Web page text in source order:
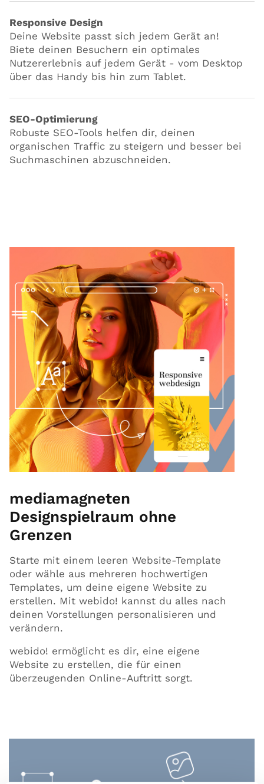
Responsive Design
Deine Website passt sich jedem Gerät an!
Biete deinen Besuchern ein optimales
Nutzererlebnis auf jedem Gerät - vom Desktop
über das Handy bis hin zum Tablet.
SEO-Optimierung
Robuste SEO-Tools helfen dir, deinen
organischen Traffic zu steigern und besser bei
Suchmaschinen abzuschneiden.
mediamagneten
Designspielraum ohne
Grenzen
Starte mit einem leeren Website-Template
oder wähle aus mehreren hochwertigen
Templates, um deine eigene Website zu
erstellen. Mit webido! kannst du alles nach
deinen Vorstellungen personalisieren und
verändern.
webido! ermöglicht es dir, eine eigene
Website zu erstellen, die für einen
überzeugenden Online-Auftritt sorgt.